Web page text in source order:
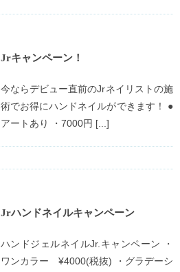
Jrキャンペーン！
今ならデビュー直前のJrネイリストの施
術でお得にハンドネイルができます！ ●
アートあり ・7000円 [...]
Jrハンドネイルキャンペーン
ハンドジェルネイルJr.キャンペーン ・
ワンカラー ¥4000(税抜) ・グラデーシ